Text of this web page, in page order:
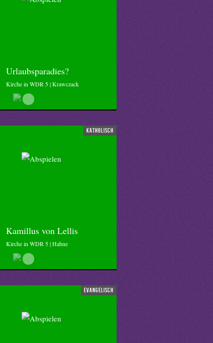
Urlaubsparadies?
Kirche in WDR 5 | Krawczack
katholisch
Kamillus von Lellis
Kirche in WDR 5 | Hahne
evangelisch